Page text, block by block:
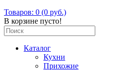
Товаров: 0 (0 руб.)
В корзине пусто!
Каталог
Кухни
Прихожие